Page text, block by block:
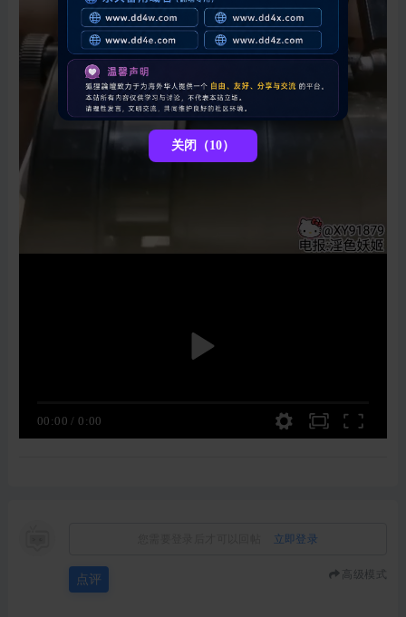
00:00 /0:00
立即登录
点评 高级模式
关闭（10）